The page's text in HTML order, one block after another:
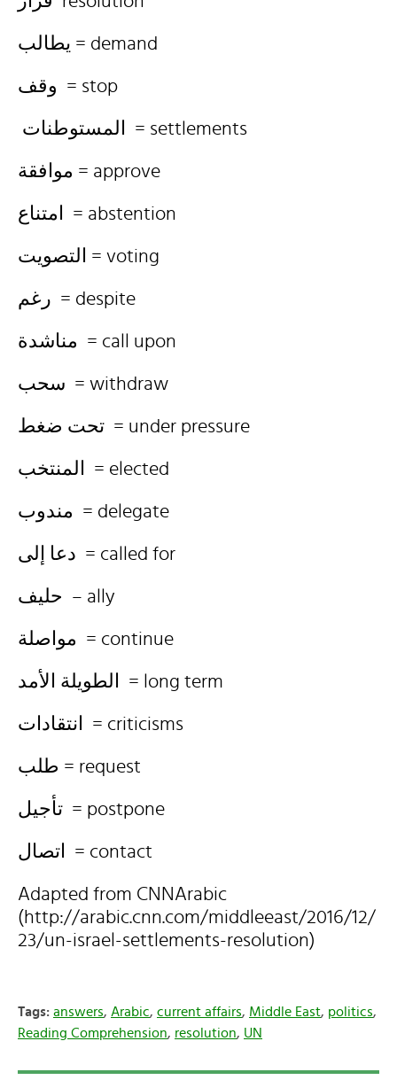
يطالب = demand
وقف = stop
المستوطنات = settlements
موافقة = approve
امتناع = abstention
التصويت = voting
رغم = despite
مناشدة = call upon
سحب = withdraw
تحت ضغط = under pressure
المنتخب = elected
مندوب = delegate
دعا إلى = called for
حليف – ally
مواصلة = continue
الطويلة الأمد = long term
انتقادات = criticisms
طلب = request
تأجيل = postpone
اتصال = contact
Adapted from CNNArabic
(http://arabic.cnn.com/middleeast/2016/12/
23/un-israel-settlements-resolution)
Tags: answers, Arabic, current affairs, Middle East, politics,
Reading Comprehension, resolution, UN